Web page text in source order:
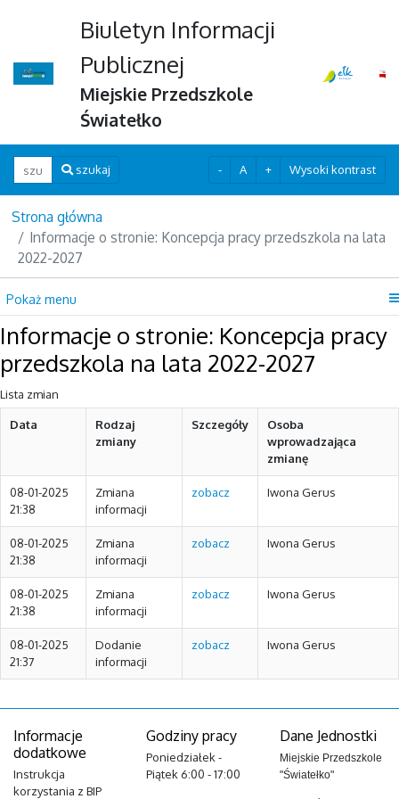
Biuletyn Informacji
Publicznej
Miejskie Przedszkole
Światełko
Wpisz szukaną frazę
szukaj - A + Wysoki kontrast
Strona główna
Informacje o stronie: Koncepcja pracy przedszkola na lata
2022-2027
Pokaż menu
Informacje o stronie: Koncepcja pracy
przedszkola na lata 2022-2027
Lista zmian
Data
Rodzaj
zmiany
Szczegóły
Osoba
wprowadzająca
zmianę
08-01-2025
21:38
Zmiana
informacji
zobacz Iwona Gerus
08-01-2025
21:38
Zmiana
informacji
zobacz Iwona Gerus
08-01-2025
21:38
Zmiana
informacji
zobacz Iwona Gerus
08-01-2025
21:37
Dodanie
informacji
zobacz Iwona Gerus
Informacje
dodatkowe
Instrukcja
korzystania z BIP
Godziny pracy
Poniedziałek -
Piątek 6:00 - 17:00
Dane Jednostki
Miejskie Przedszkole
"Światełko"